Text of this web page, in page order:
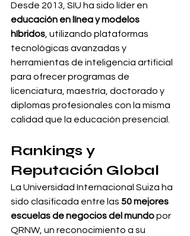
Desde 2013, SIU ha sido líder en
educación en línea y modelos
híbridos , utilizando plataformas
tecnológicas avanzadas y
herramientas de inteligencia artificial
para ofrecer programas de
licenciatura, maestría, doctorado y
diplomas profesionales con la misma
calidad que la educación presencial.
Rankings y
Reputación Global
La Universidad Internacional Suiza ha
sido clasificada entre las 50 mejores
escuelas de negocios del mundo por
QRNW, un reconocimiento a su